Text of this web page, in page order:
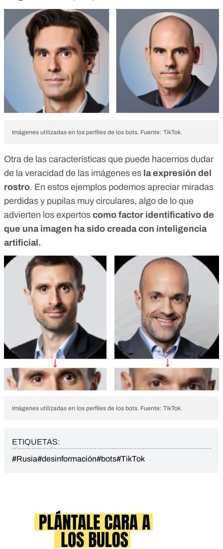
Imágenes utilizadas en los perfiles de los bots. Fuente: TikTok.
Otra de las características que puede hacernos dudar
de la veracidad de las imágenes es la expresión del
rostro. En estos ejemplos podemos apreciar miradas
perdidas y pupilas muy circulares, algo de lo que
advierten los expertos como factor identificativo de
que una imagen ha sido creada con inteligencia
artificial.
Imágenes utilizadas en los perfiles de los bots. Fuente: TikTok.
ETIQUETAS:
#Rusia#desinformación#bots#TikTok